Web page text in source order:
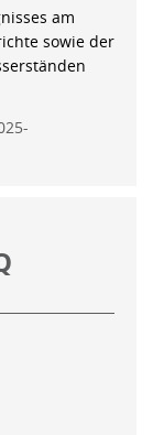
am
sowie der